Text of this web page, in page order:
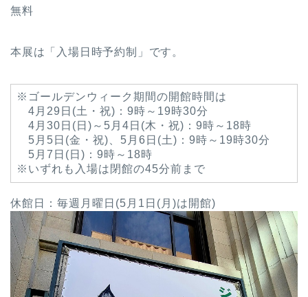
無料
本展は「入場日時予約制」です。
※ゴールデンウィーク期間の開館時間は
4月29日(土・祝)：9時～19時30分
4月30日(日)～5月4日(木・祝)：9時～18時
5月5日(金・祝)、5月6日(土)：9時～19時30分
5月7日(日)：9時～18時
※いずれも入場は閉館の45分前まで
休館日：毎週月曜日(5月1日(月)は開館)